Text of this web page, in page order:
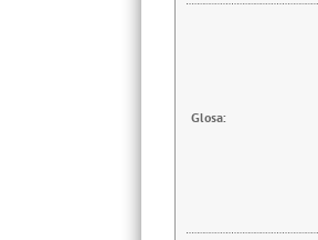
Glosa: